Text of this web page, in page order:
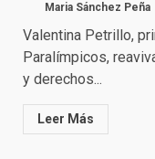
Maria Sánchez Peña
Valentina Petrillo,
Paralímpicos,
y derechos...
Leer Más